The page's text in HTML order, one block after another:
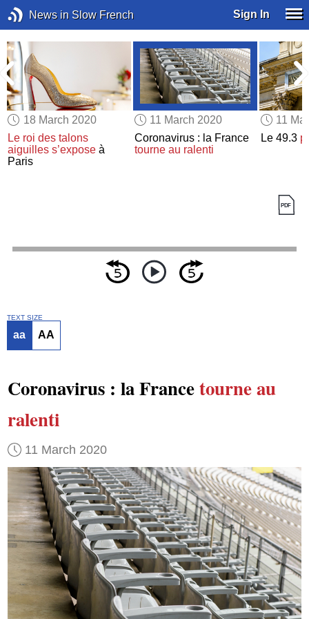
News in Slow French Sign In
18 March 2020
Le roi des talons
aiguilles s’expose à
Paris
11 March 2020
Coronavirus : la France
tourne au ralenti
11
Le 49.3
TEXT SIZE
aa AA
Coronavirus : la Francetourne au
ralenti
11 March 2020